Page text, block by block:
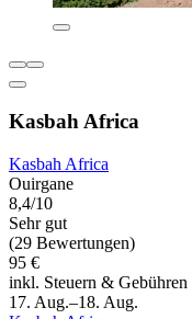
Kasbah Africa
Kasbah Africa
Ouirgane
8,4/10
Sehr gut
(29 Bewertungen)
95 €
inkl. Steuern & Gebühren
17. Aug.–18. Aug.